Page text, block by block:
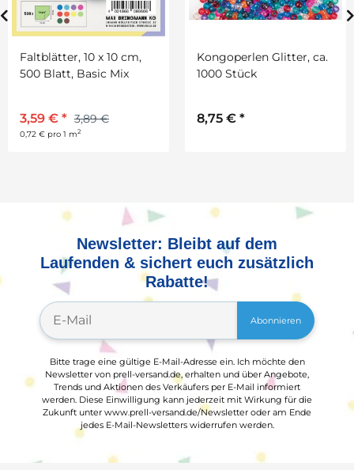
Faltblätter, 10 x 10 cm,
500 Blatt, Basic Mix
3,59 € * 3,89 €
0,72 € pro 1 m2
Kongoperlen Glitter, ca.
1000 Stück
8,75 € *
Newsletter: Bleibt auf dem
Laufenden & sichert euch zusätzlich
Rabatte!
Abonnieren
Bitte trage eine gültige E-Mail-Adresse ein. Ich möchte den
Newsletter von prell-versand.de, erhalten und über Angebote,
Trends und Aktionen des Verkäufers per E-Mail informiert
werden. Diese Einwilligung kann jederzeit mit Wirkung für die
Zukunft unter www.prell-versand.de/Newsletter oder am Ende
jedes E-Mail-Newsletters widerrufen werden.